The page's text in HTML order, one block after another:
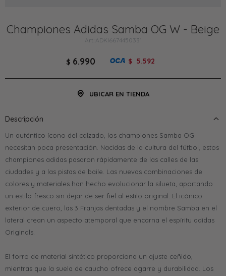
Championes Adidas Samba OG W - Beige
ADKI6674450331
$ 6.990 $ 5.592
UBICAR EN TIENDA
Descripción
Un auténtico ícono del calzado, los championes Samba OG
necesitan poca presentación. Nacidas de la cultura del fútbol, estos
championes adidas pasaron rápidamente de las calles de las
ciudades y a las pistas de baile. Las nuevas combinaciones de
colores y materiales han hecho evolucionar la silueta, aportando
un estilo fresco sin dejar de ser fiel al estilo original. El icónico
exterior de cuero, las 3 Franjas dentadas y el nombre Samba en el
lateral crean un aspecto atemporal que encarna el espíritu adidas
Originals.
El forro de material sintético proporciona un ajuste ceñido,
mientras que la suela de caucho ofrece agarre y durabilidad. Los